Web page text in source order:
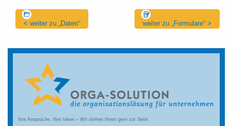
< weiter zu „Daten“ weiter zu „Formulare“ >
Ihre Ansprüche, Ihre Ideen – Wir stehen Ihnen gern zur Seite.